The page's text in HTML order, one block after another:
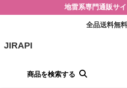
地雷系専門通販サ
全品送料無料
JIRAPI
商品を検索する